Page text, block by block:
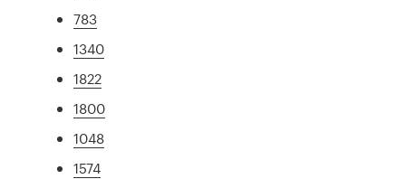
783
1340
1822
1800
1048
1574